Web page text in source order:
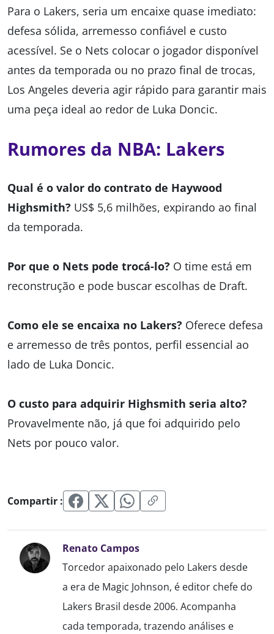
Para o Lakers, seria um encaixe quase imediato:
defesa sólida, arremesso confiável e custo
acessível. Se o Nets colocar o jogador disponível
antes da temporada ou no prazo final de trocas,
Los Angeles deveria agir rápido para garantir mais
uma peça ideal ao redor de Luka Doncic.
Rumores da NBA: Lakers
Qual é o valor do contrato de Haywood
Highsmith? US$ 5,6 milhões, expirando ao final
da temporada.
Por que o Nets pode trocá-lo? O time está em
reconstrução e pode buscar escolhas de Draft.
Como ele se encaixa no Lakers? Oferece defesa
e arremesso de três pontos, perfil essencial ao
lado de Luka Doncic.
O custo para adquirir Highsmith seria alto?
Provavelmente não, já que foi adquirido pelo
Nets por pouco valor.
Compartir :
Renato Campos
Torcedor apaixonado pelo Lakers desde
a era de Magic Johnson, é editor chefe do
Lakers Brasil desde 2006. Acompanha
cada temporada, trazendo análises e